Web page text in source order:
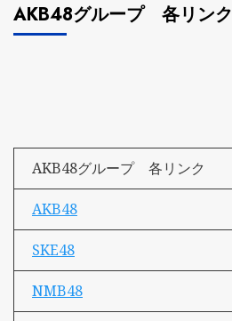
AKB48グループ 各リンク
AKB48グループ 各リンク
AKB48
SKE48
NMB48